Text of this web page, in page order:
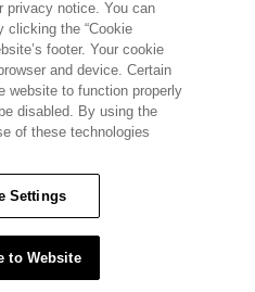
marks are registered
marks in the United
All Rights Reserved.
privacy notice. You can
clicking the “Cookie
footer. Your cookie
and device. Certain
website to function properly
disabled. By using the
of these technologies
Settings
to Website